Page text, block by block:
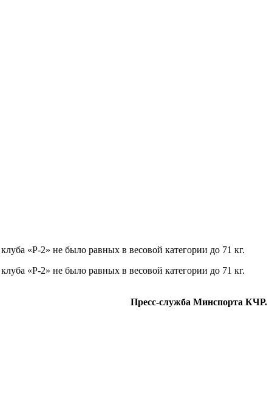
«Р-2» не было равных в весовой категории до 71 кг.
«Р-2» не было равных в весовой категории до 71 кг.
Пресс-служба Минспорта КЧР.